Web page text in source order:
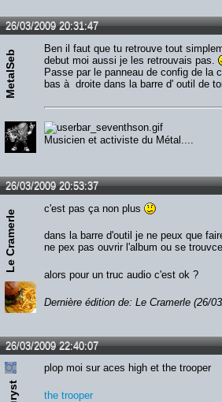
26/03/2009 20:31:47
MetalSeb
Ben il faut que tu retrouve tout
debut moi aussi je les retrouvais pas.
Passe par le panneau de config de la
bas à droite dans la barre d' outil de
Musicien et activiste du Métal....
26/03/2009 20:53:37
Le Cramerle
c'est pas ça non plus
dans la barre d'outil je ne peux que
ne pex pas ouvrir l'album ou se
alors pour un truc audio c'est ok ?
Dernière édition de: Le Cramerle (26/
26/03/2009 22:40:07
plop moi sur aces high et the trooper
the trooper